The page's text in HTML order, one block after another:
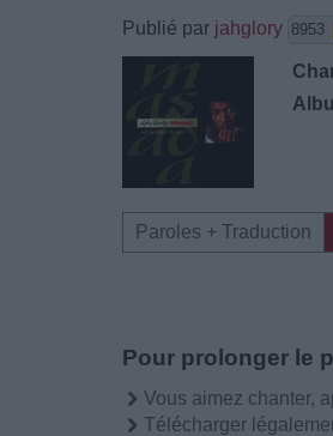
Publié par jahglory 8953
Paroles + Traduction
Pour prolonger le
Vous aimez chanter,
Télécharger